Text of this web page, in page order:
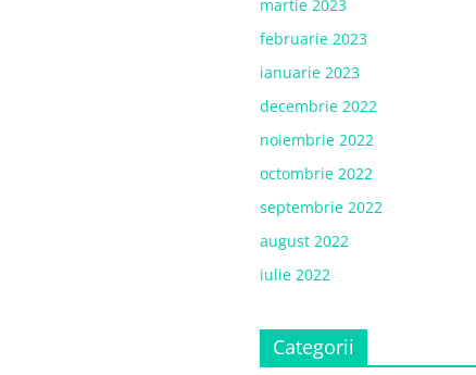
martie 2023
februarie 2023
ianuarie 2023
decembrie 2022
noiembrie 2022
octombrie 2022
septembrie 2022
august 2022
iulie 2022
Categorii